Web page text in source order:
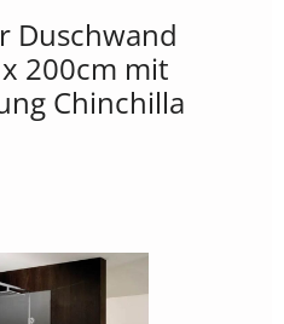
Duschwand
200cm mit
Chinchilla